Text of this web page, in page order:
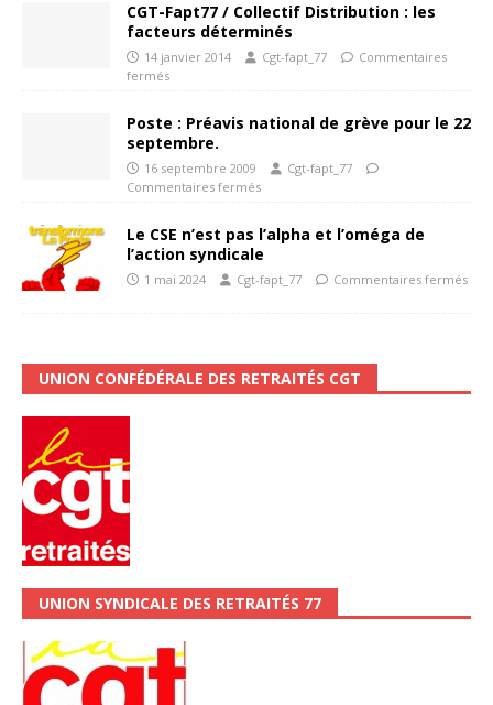
CGT-Fapt77 / Collectif Distribution : les
facteurs déterminés
14 janvier 2014 Cgt-fapt_77
Commentaires
fermés
Poste : Préavis national de grève pour le 22
septembre.
16 septembre 2009
Cgt-fapt_77
Commentaires fermés
Le CSE n’est pas l’alpha et l’oméga de
l’action syndicale
1 mai 2024 Cgt-fapt_77 Commentaires fermés
UNION CONFÉDÉRALE DES RETRAITÉS CGT
UNION SYNDICALE DES RETRAITÉS 77